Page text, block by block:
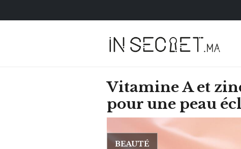
Vitamine A et
pour une peau
BEAUTÉ